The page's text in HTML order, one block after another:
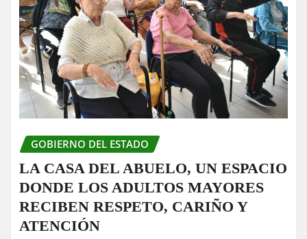
GOBIERNO DEL ESTADO
LA CASA DEL ABUELO, UN ESPACIO
DONDE LOS ADULTOS MAYORES
RECIBEN RESPETO, CARIÑO Y
ATENCIÓN